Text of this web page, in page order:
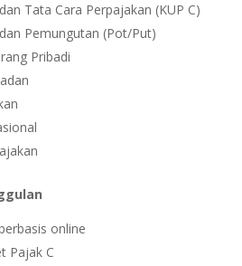
Tata Cara Perpajakan (KUP C)
Pemungutan (Pot/Put)
Pribadi
online
Pajak C